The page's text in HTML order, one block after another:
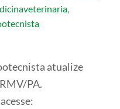
,
atualize
PA.